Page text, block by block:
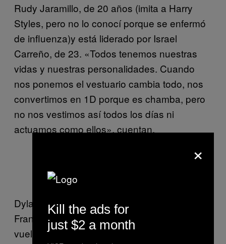
Rudy Jaramillo, de 20 años (imita a Harry
Styles, pero no lo conocí porque se enfermó
de influenza)y está liderado por Israel
Carreño, de 23. «Todos tenemos nuestras
vidas y nuestras personalidades. Cuando
nos ponemos el vestuario cambia todo, nos
convertimos en 1D porque es chamba, pero
no nos vestimos así todos los días ni
actuamos como ellos», cuentan.
Dylan de Joussineau (Liam Payne).
Dylan trabajaba en un corralón de coches en
Francia. Con el dinero que ganó compró un
vuelo para venir a vivir a México. «Me la paso
×
Kill the ads for
just $2 a month